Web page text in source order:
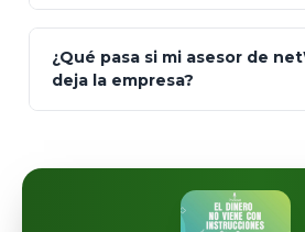
Fintual
93
libres de impuestos
¿Qué pasa si mi asesor de
deja la empresa?
automáticamente